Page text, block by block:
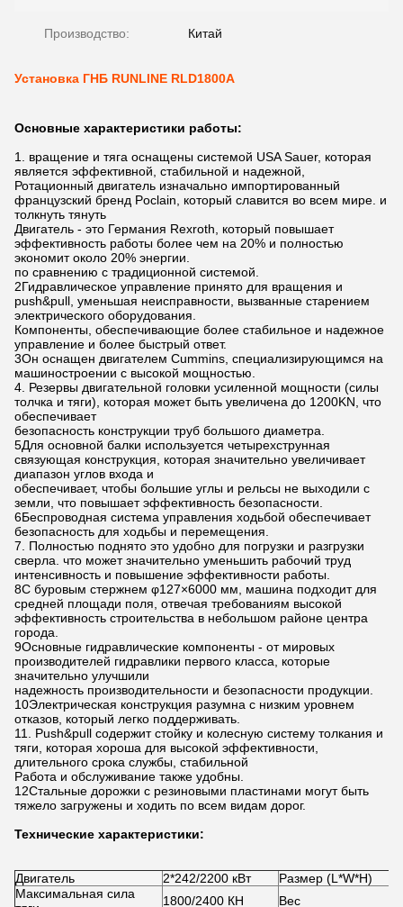
Производство: Китай
Установка ГНБ RUNLINE RLD1800A
Основные характеристики работы:
1. вращение и тяга оснащены системой USA Sauer, которая
является эффективной, стабильной и надежной,
Ротационный двигатель изначально импортированный
французский бренд Poclain, который славится во всем мире. и
толкнуть тянуть
Двигатель - это Германия Rexroth, который повышает
эффективность работы более чем на 20% и полностью
экономит около 20% энергии.
по сравнению с традиционной системой.
2Гидравлическое управление принято для вращения и
push&pull, уменьшая неисправности, вызванные старением
электрического оборудования.
Компоненты, обеспечивающие более стабильное и надежное
управление и более быстрый ответ.
3Он оснащен двигателем Cummins, специализирующимся на
машиностроении с высокой мощностью.
4. Резервы двигательной головки усиленной мощности (силы
толчка и тяги), которая может быть увеличена до 1200KN, что
обеспечивает
безопасность конструкции труб большого диаметра.
5Для основной балки используется четырехструнная
связующая конструкция, которая значительно увеличивает
диапазон углов входа и
обеспечивает, чтобы большие углы и рельсы не выходили с
земли, что повышает эффективность безопасности.
6Беспроводная система управления ходьбой обеспечивает
безопасность для ходьбы и перемещения.
7. Полностью поднято это удобно для погрузки и разгрузки
сверла. что может значительно уменьшить рабочий труд
интенсивность и повышение эффективности работы.
8С буровым стержнем φ127×6000 мм, машина подходит для
средней площади поля, отвечая требованиям высокой
эффективность строительства в небольшом районе центра
города.
9Основные гидравлические компоненты - от мировых
производителей гидравлики первого класса, которые
значительно улучшили
надежность производительности и безопасности продукции.
10Электрическая конструкция разумна с низким уровнем
отказов, который легко поддерживать.
11. Push&pull содержит стойку и колесную систему толкания и
тяги, которая хороша для высокой эффективности,
длительного срока службы, стабильной
Работа и обслуживание также удобны.
12Стальные дорожки с резиновыми пластинами могут быть
тяжело загружены и ходить по всем видам дорог.
Технические характеристики:
Двигатель 2*242/2200 кВт
Размер (L*W*H)
Максимальная сила
1800/2400 КН Вес